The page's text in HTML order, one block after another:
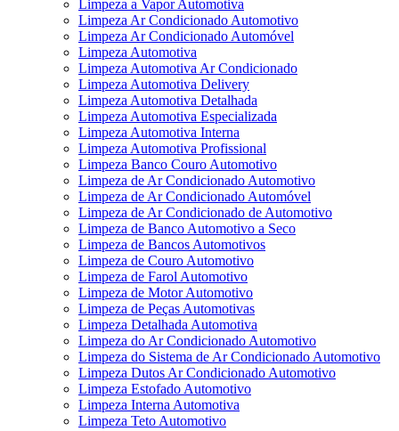
Limpeza a Vapor Automotiva
Limpeza Ar Condicionado Automotivo
Limpeza Ar Condicionado Automóvel
Limpeza Automotiva
Limpeza Automotiva Ar Condicionado
Limpeza Automotiva Delivery
Limpeza Automotiva Detalhada
Limpeza Automotiva Especializada
Limpeza Automotiva Interna
Limpeza Automotiva Profissional
Limpeza Banco Couro Automotivo
Limpeza de Ar Condicionado Automotivo
Limpeza de Ar Condicionado Automóvel
Limpeza de Ar Condicionado de Automotivo
Limpeza de Banco Automotivo a Seco
Limpeza de Bancos Automotivos
Limpeza de Couro Automotivo
Limpeza de Farol Automotivo
Limpeza de Motor Automotivo
Limpeza de Peças Automotivas
Limpeza Detalhada Automotiva
Limpeza do Ar Condicionado Automotivo
Limpeza do Sistema de Ar Condicionado Automotivo
Limpeza Dutos Ar Condicionado Automotivo
Limpeza Estofado Automotivo
Limpeza Interna Automotiva
Limpeza Teto Automotivo